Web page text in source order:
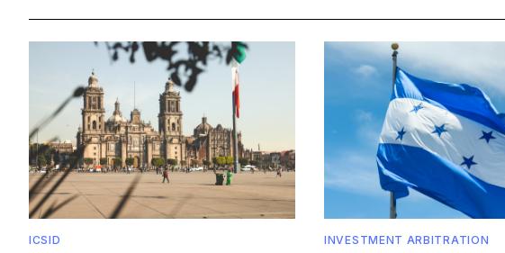
ICSID INVESTMENT ARBITRATION